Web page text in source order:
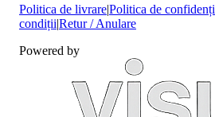
Politica de livrare|Politica de
condiții|Retur / Anulare
Powered by